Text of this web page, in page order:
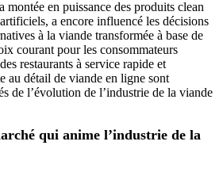
montée en puissance des produits clean
a encore influencé les décisions
à la viande transformée à base de
courant pour les consommateurs
restaurants à service rapide et
au détail de viande en ligne sont
de l’évolution de l’industrie de la viande
qui anime l’industrie de la